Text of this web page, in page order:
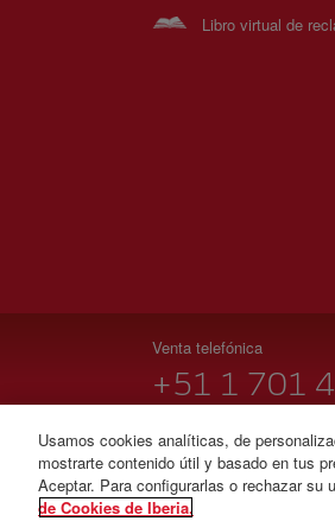
Libro virtual de
Venta telefónica
+51 1 701
© Iberia 2026
Usamos cookies analíticas, de
mostrarte contenido útil y basado en tus
Aceptar. Para configurarlas o rechazar
de Cookies de Iberia.